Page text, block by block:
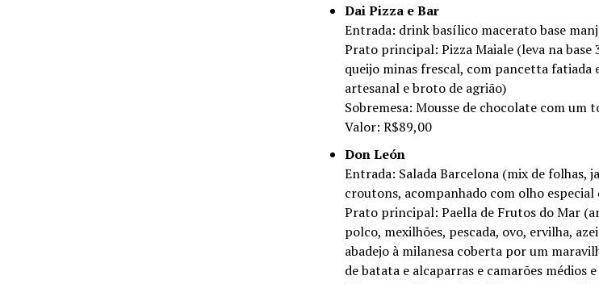
Dai Pizza e Bar
Entrada: drink basílico macerato base
Prato principal: Pizza Maiale (leva na base
queijo minas frescal, com pancetta fatiada
artesanal e broto de agrião)
Sobremesa: Mousse de chocolate com um
Valor: R$89,00
Don León
Entrada: Salada Barcelona (mix de folhas,
croutons, acompanhado com olho especial
Prato principal: Paella de Frutos do Mar
polco, mexilhões, pescada, ovo, ervilha,
abadejo à milanesa coberta por um
de batata e alcaparras e camarões médios